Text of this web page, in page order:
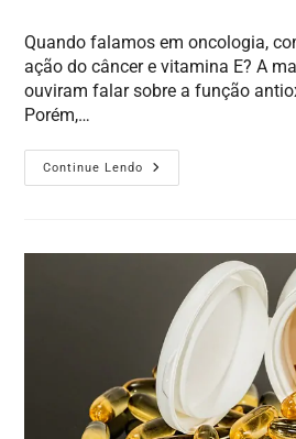
Quando falamos em oncologia,
ação do câncer e vitamina E? A
ouviram falar sobre a função
Porém,…
Continue Lendo